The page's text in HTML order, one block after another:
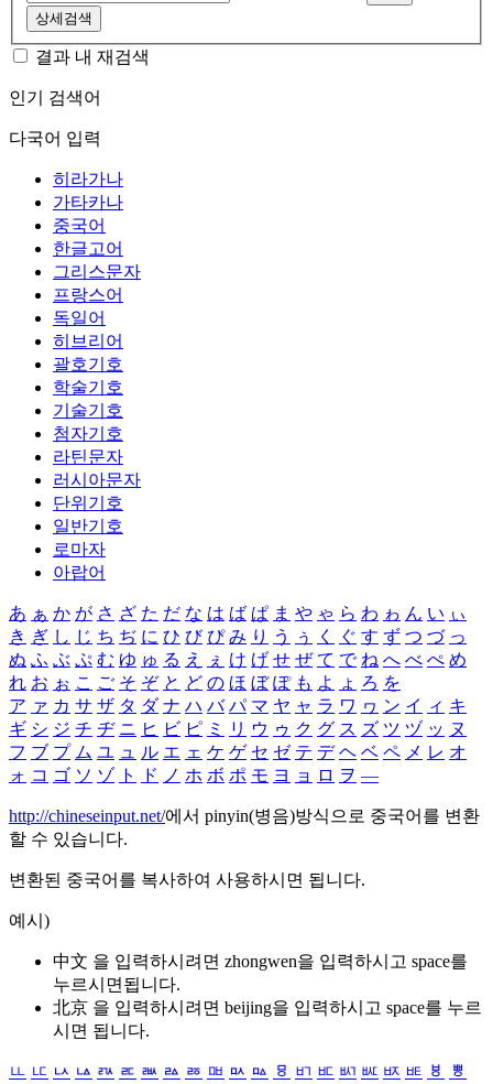
상세검색
결과 내 재검색
인기 검색어
다국어 입력
히라가나
가타카나
중국어
한글고어
그리스문자
프랑스어
독일어
히브리어
괄호기호
학술기호
기술기호
첨자기호
라틴문자
러시아문자
단위기호
일반기호
로마자
아랍어
あ ぁ か が さ ざ た だ な は ば ぱ ま や ゃ ら わ ゎ ん い ぃ
き ぎ し じ ち ぢ に ひ び ぴ み り う ぅ く ぐ す ず つ づ っ
ぬ ふ ぶ ぷ む ゆ ゅ る え ぇ け げ せ ぜ て で ね へ べ ぺ め
れ お ぉ こ ご そ ぞ と ど の ほ ぼ ぽ も よ ょ ろ を
ア ァ カ サ ザ タ ダ ナ ハ バ パ マ ヤ ャ ラ ワ ヮ ン イ ィ キ
ギ シ ジ チ ヂ ニ ヒ ビ ピ ミ リ ウ ゥ ク グ ス ズ ツ ヅ ッ ヌ
フ ブ プ ム ユ ュ ル エ ェ ケ ゲ セ ゼ テ デ ヘ ベ ペ メ レ オ
ォ コ ゴ ソ ゾ ト ド ノ ホ ボ ポ モ ヨ ョ ロ ヲ ―
http://chineseinput.net/에서 pinyin(병음)방식으로 중국어를 변환
할 수 있습니다.
변환된 중국어를 복사하여 사용하시면 됩니다.
예시)
中文 을 입력하시려면 zhongwen을 입력하시고 space를
누르시면됩니다.
北京 을 입력하시려면 beijing을 입력하시고 space를 누르
시면 됩니다.
ㅥ ㅦ ㅧ ㅨ ㅩ ㅪ ㅫ ㅬ ㅭ ㅮ ㅯ ㅰ ㅱ ㅲ ㅳ ㅴ ㅵ ㅶ ㅷ ㅸ
ㅹ